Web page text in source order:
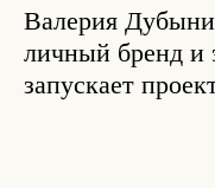
Валерия
личный бренд и
запускает